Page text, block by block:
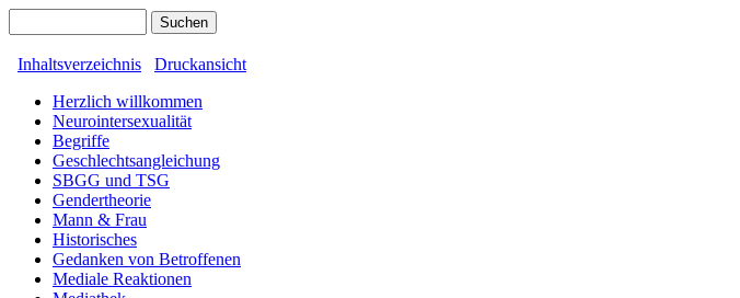
Inhaltsverzeichnis
Druckansicht
Herzlich willkommen
Neurointersexualität
Begriffe
Geschlechtsangleichung
SBGG und TSG
Gendertheorie
Mann & Frau
Historisches
Gedanken von Betroffenen
Mediale Reaktionen